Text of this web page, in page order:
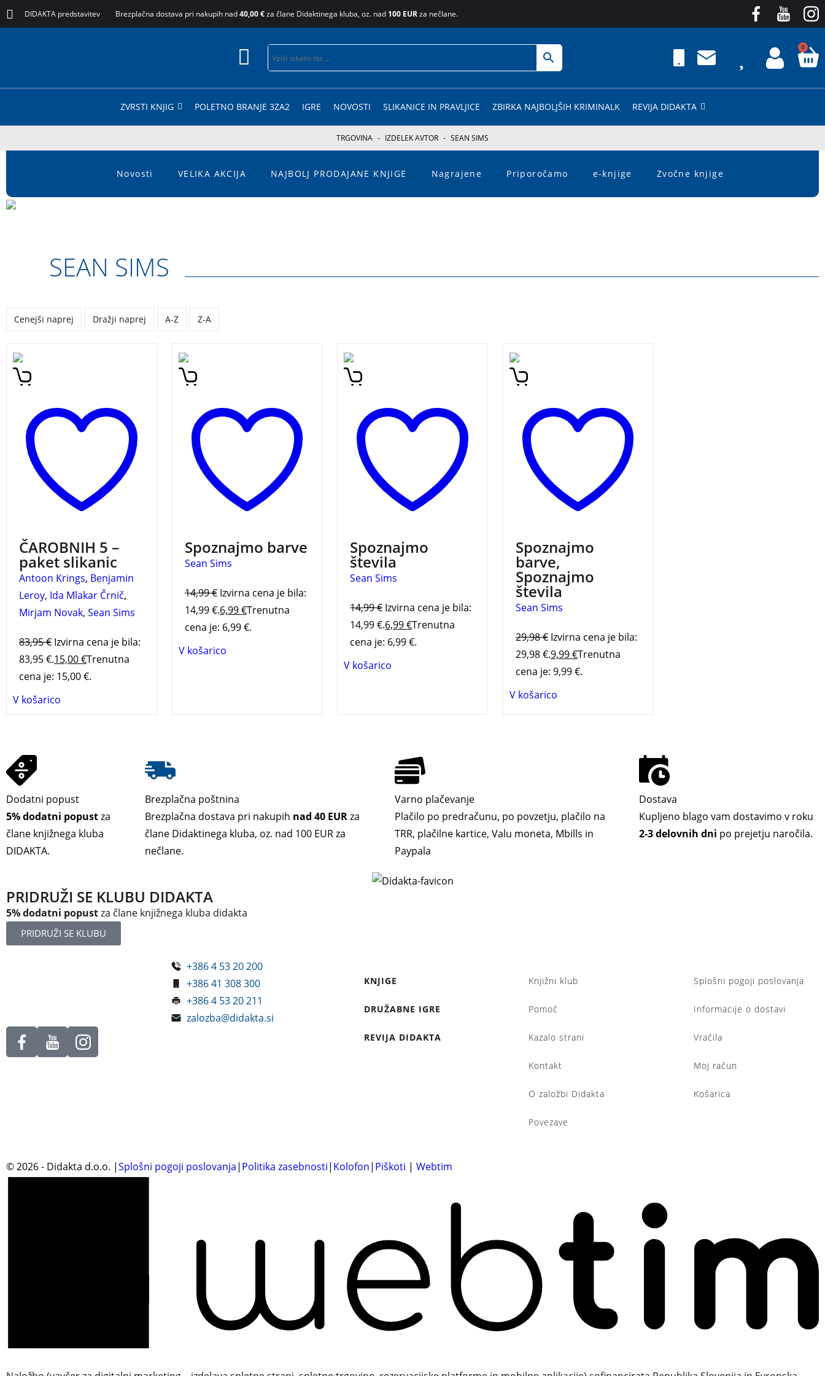
DIDAKTA predstavitev Brezplačna dostava pri nakupih nad40,00 €za člane Didaktinega kluba, oz. nad 100 EURza nečlane.
0
ZVRSTI KNJIG POLETNO BRANJE 3ZA2 IGRE NOVOSTI SLIKANICE IN PRAVLJICE ZBIRKA NAJBOLJŠIH KRIMINALK REVIJA DIDAKTA
TRGOVINA - IZDELEK AVTOR - SEAN SIMS
Novosti VELIKA AKCIJA NAJBOLJ PRODAJANE KNJIGE Nagrajene Priporočamo e-knjige Zvočne knjige
SEAN SIMS
Cenejši naprej Dražji naprej A-Z Z-A
Paket slikanic za otroke po
izjemni ceni. Naslovi v
Gusti prezvijačila hrib,
Luliman, Spoznajmo
števila, Marjetka Metka,
Mali Planet.
izjemno ceno paketa!
Knjiga je lepo darilo.
ČAROBNIH 5 –
paket slikanic
Antoon Krings, Benjamin
Leroy, Ida Mlakar Črnič,
Mirjam Novak, Sean Sims
83,95€ Izvirna cena je bila:
83,95 €.15,00€Trenutna
cena je: 15,00 €.
V košarico
Privlačna slikanica, ki vabi
otroke na potovanje z
SPOZNAJMO BARVE
Spoznajmo barve
Sean Sims
14,99€ Izvirna cena je bila:
14,99 €.6,99€Trenutna
cena je: 6,99 €.
V košarico
Privlačna slikanica, ki vabi
otroke na potovanje z
Spoznajmo števila
Spoznajmo
števila
Sean Sims
14,99€ Izvirna cena je bila:
14,99 €.6,99€Trenutna
cena je: 6,99 €.
V košarico
Skoči na vlak in odpotuj v
svet znanja! Poučni
barv in učenje števil.
Spoznajmo
barve,
Spoznajmo
števila
Sean Sims
29,98€ Izvirna cena je bila:
29,98 €.9,99€Trenutna
cena je: 9,99 €.
V košarico
Dodatni popust
5% dodatni popustza
člane knjižnega kluba
DIDAKTA.
Brezplačna poštnina
Brezplačna dostava pri nakupih nad 40 EURza
člane Didaktinega kluba, oz. nad 100 EUR za
nečlane.
Varno plačevanje
Plačilo po predračunu, po povzetju, plačilo na
TRR, plačilne kartice, Valu moneta, Mbills in
Paypala
Dostava
Kupljeno blago vam dostavimo v roku
2-3 delovnih dni po prejetju naročila.
PRIDRUŽI SE KLUBU DIDAKTA
5% dodatni popustza člane knjižnega kluba didakta
PRIDRUŽI SE KLUBU
+386 4 53 20 200
+386 41 308 300
+386 4 53 20 211
zalozba@didakta.si
KNJIGE
DRUŽABNE IGRE
REVIJA DIDAKTA
Knjižni klub
Pomoč
Kazalo strani
Kontakt
O založbi Didakta
Povezave
Splošni pogoji poslovanja
Informacije o dostavi
Vračila
Moj račun
Košarica
©2026- Didakta d.o.o. |Splošni pogoji poslovanja| Politika zasebnosti| Kolofon| Piškoti | Webtim